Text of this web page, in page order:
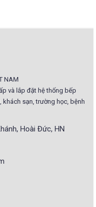
NAM
và lắp đặt hệ thống bếp
sạn, trường học, bệnh
Hoài Đức, HN